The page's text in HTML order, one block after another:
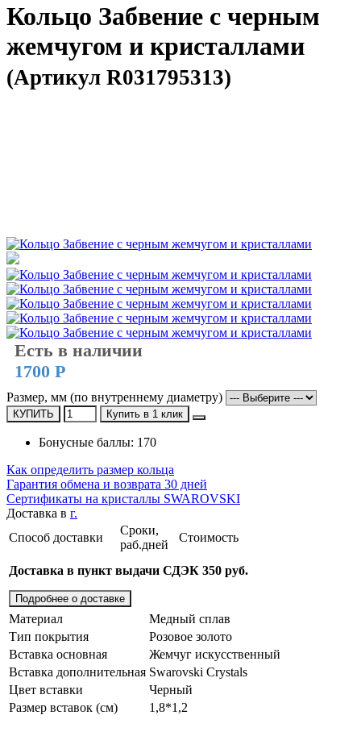
Кольцо Забвение с черным
жемчугом и кристаллами
(Артикул R031795313)
Есть в наличии
1700 Р
Размер, мм (по внутреннему диаметру)
КУПИТЬ Купить в 1 клик
Бонусные баллы: 170
Как определить размер кольца
Гарантия обмена и возврата 30 дней
Сертификаты на кристаллы SWAROVSKI
Доставка в г.
Способ доставки
Сроки,
раб.дней
Стоимость
Доставка в пункт выдачи СДЭК 350 руб.
Подробнее о доставке
Материал
Медный сплав
Тип покрытия
Розовое золото
Вставка основная
Жемчуг искусственный
Вставка дополнительная Swarovski Crystals
Цвет вставки
Черный
Размер вставок (см)
1,8*1,2